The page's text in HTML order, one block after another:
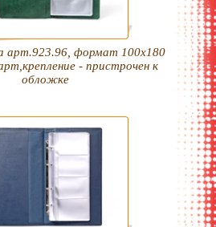
арт.923.96, формат 100х180
- пристрочен к
обложке